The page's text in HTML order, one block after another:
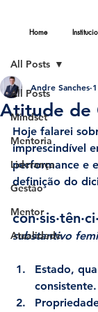
Home
All Posts
Mindset
Mentoria
Liderança
Gestão
Mentor
Atualidade
All Posts
Atitude de
Andre Sanches
Hoje falarei
imprescindível
performance e
definição do
substantivo
Estado,
consistente.